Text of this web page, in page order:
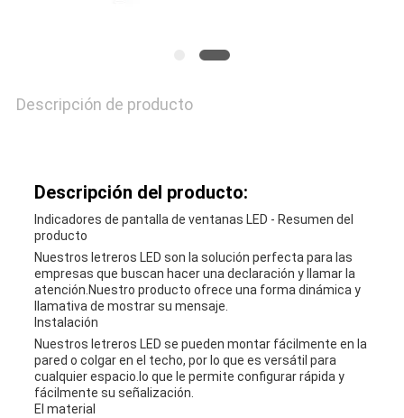
PRIVACY
Descripción de producto
Descripción del producto:
Indicadores de pantalla de ventanas LED - Resumen del
producto
Nuestros letreros LED son la solución perfecta para las
empresas que buscan hacer una declaración y llamar la
atención.Nuestro producto ofrece una forma dinámica y
llamativa de mostrar su mensaje.
Instalación
Nuestros letreros LED se pueden montar fácilmente en la
pared o colgar en el techo, por lo que es versátil para
cualquier espacio.lo que le permite configurar rápida y
fácilmente su señalización.
El material